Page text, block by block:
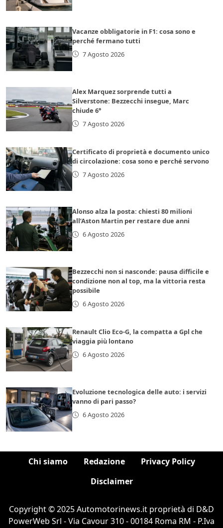
Vacanze obbligatorie in F1: cosa sono e
perché fermano tutti
7 Agosto 2026
Alex Marquez sorprende tutti a
Silverstone: Bezzecchi insegue, Marc
chiude 6°
7 Agosto 2026
Certificato di proprietà e documento unico
di circolazione: cosa sono e perché servono
7 Agosto 2026
Alonso alza la posta: chiesti 80 milioni
all’Aston Martin per restare due anni
6 Agosto 2026
Bezzecchi non si nasconde: pausa difficile e
condizione non al top, ma la vittoria resta
possibile
6 Agosto 2026
Renault Clio Eco-G, la compatta a Gpl che
viaggia più lontano
6 Agosto 2026
Evoluzione tecnologica delle auto: i servizi
vanno di pari passo?
6 Agosto 2026
Chi siamo Redazione
Privacy Policy
Disclaimer
Copyright © 2025 Automotorinews.it proprietà di D&D
PowerWeb Srl - Via Cavour 310 - 00184 Roma RM - P.Iva